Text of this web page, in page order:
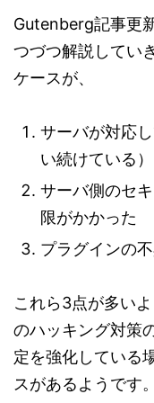
Gutenberg記事更
つづつ解説してい
ケースが、
サーバが対応
い続けている）
サーバ側のセ
限がかかった
プラグインの
これら3点が多い
のハッキング対策
定を強化している
スがあるようです。